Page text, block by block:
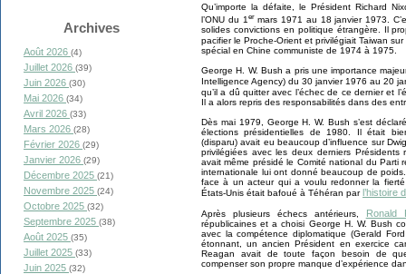
Archives
Août 2026 (4)
Juillet 2026 (39)
Juin 2026 (30)
Mai 2026 (34)
Avril 2026 (33)
Mars 2026 (28)
Février 2026 (29)
Janvier 2026 (29)
Décembre 2025 (21)
Novembre 2025 (24)
Octobre 2025 (32)
Septembre 2025 (38)
Août 2025 (35)
Juillet 2025 (33)
Juin 2025 (32)
Qu’importe la défaite, le Président Richard
l’ONU du 1ermars 1971 au 18 janvier 1973.
solides convictions en politique étrangère. Il
pacifier le Proche-Orient et privilégiait Taiwan
spécial en Chine communiste de 1974 à 1975.
George H. W. Bush a pris une importance
Intelligence Agency) du 30 janvier 1976 au 20
qu’il a dû quitter avec l’échec de ce dernier et
Il a alors repris des responsabilités dans des
Dès mai 1979, George H. W. Bush s’est
élections présidentielles de 1980. Il était
(disparu) avait eu beaucoup d’influence sur
privilégiées avec les deux derniers
avait même présidé le Comité national du
internationale lui ont donné beaucoup de
face à un acteur qui a voulu redonner la
États-Unis était bafoué à Téhéran par l’histoire
Après plusieurs échecs antérieurs, Ronald
républicaines et a choisi George H. W. Bush
avec la compétence diplomatique (Gerald
étonnant, un ancien Président en exercice
Reagan avait de toute façon besoin de
compenser son propre manque d’expérience